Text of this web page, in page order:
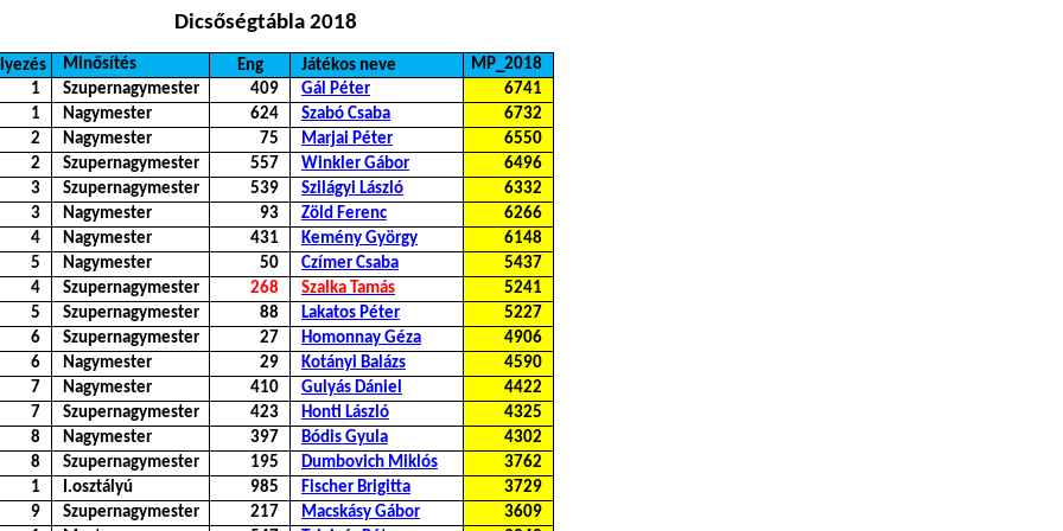
Dicsőségtábla 2018
Minősítés Eng Játékos neve
MP_2018
1
Szupernagymester 409 Gál Péter
6741
1
Nagymester 624 Szabó Csaba
6732
2
Nagymester 75 Marjai Péter
6550
2
Szupernagymester 557 Winkler Gábor
6496
3
Szupernagymester 539 Szilágyi László
6332
3
Nagymester 93 Zöld Ferenc
6266
4
Nagymester 431 Kemény György
6148
5
Nagymester 50 Czímer Csaba
5437
4
Szupernagymester 268 Szalka Tamás
5241
5
Szupernagymester 88 Lakatos Péter
5227
6
Szupernagymester 27 Homonnay Géza
4906
6
Nagymester 29 Kotányi Balázs
4590
7
Nagymester 410 Gulyás Dániel
4422
7
Szupernagymester 423 Honti László
4325
8
Nagymester 397 Bódis Gyula
4302
8
Szupernagymester 195 Dumbovich Miklós
3762
1
I.osztályú 985 Fischer Brigitta
3729
9
Szupernagymester 217 Macskásy Gábor
3609